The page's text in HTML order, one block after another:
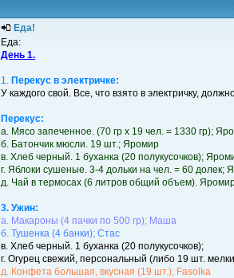
Еда!
Еда:
День 1.
1. Перекус в электричке:
У каждого свой. Все, что взято в электричку,
Перекус:
а. Мясо запеченное. (70 гр x 19 чел. = 1330 гр);
б. Батончик мюсли. 19 шт.; Яромир
в. Хлеб черный. 1 буханка (20 полукусочков);
г. Яблоки сушеные. 3-4 дольки на чел. = 60 долек;
д. Чай в термосах (6 литров общий объем).
3. Ужин:
а. Макароны (4 пачки по 500 гр); Маша
б. Тушенка (4 банки); Стас
в. Хлеб черный. 1 буханка (20 полукусочков);
г. Огурец свежий, персональный (либо 19 шт.
д. Конфета большая, вкусная (19 шт.); Fasolka